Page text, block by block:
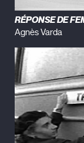
RÉPONSE DE
Agnès Varda